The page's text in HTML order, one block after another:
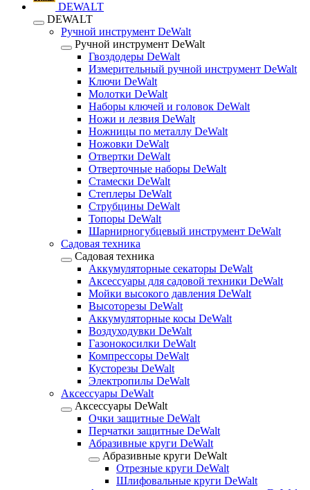
DEWALT
DEWALT
Ручной инструмент DeWalt
Ручной инструмент DeWalt
Гвоздодеры DeWalt
Измерительный ручной инструмент DeWalt
Ключи DeWalt
Молотки DeWalt
Наборы ключей и головок DeWalt
Ножи и лезвия DeWalt
Ножницы по металлу DeWalt
Ножовки DeWalt
Отвертки DeWalt
Отверточные наборы DeWalt
Стамески DeWalt
Степлеры DeWalt
Струбцины DeWalt
Топоры DeWalt
Шарнирногубцевый инструмент DeWalt
Садовая техника
Садовая техника
Аккумуляторные секаторы DeWalt
Аксессуары для садовой техники DeWalt
Мойки высокого давления DeWalt
Высоторезы DeWalt
Аккумуляторные косы DeWalt
Воздуходувки DeWalt
Газонокосилки DeWalt
Компрессоры DeWalt
Кусторезы DeWalt
Электропилы DeWalt
Аксессуары DeWalt
Аксессуары DeWalt
Очки защитные DeWalt
Перчатки защитные DeWalt
Абразивные круги DeWalt
Абразивные круги DeWalt
Отрезные круги DeWalt
Шлифовальные круги DeWalt